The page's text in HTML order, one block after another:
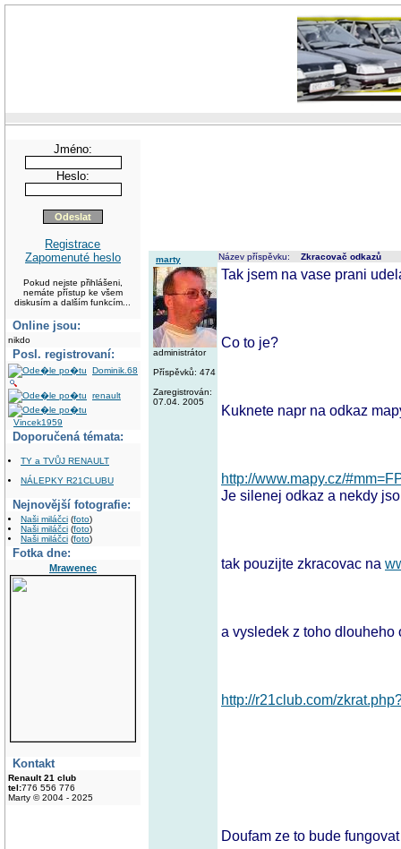
Jméno:
Heslo:
Registrace
Zapomenuté heslo
Pokud nejste přihlášeni,
nemáte přístup ke všem
diskusím a dalším funkcím...
Online jsou:
nikdo
Posl. registrovaní:
Dominik.68
renault
Vincek1959
Doporučená témata:
TY a TVŮJ RENAULT
NÁLEPKY R21CLUBU
Nejnovější fotografie:
Naši miláčci (foto)
Naši miláčci (foto)
Naši miláčci (foto)
Fotka dne:
Mrawenec
Kontakt
Renault 21 club
tel:776 556 776
Marty © 2004 - 2025
marty
administrátor
Příspěvků: 474
Zaregistrován:
07.04. 2005
Název příspěvku: Zkracovač odkazů
Tak jsem na vase prani
Co to je?
Kuknete napr na odkaz
http://www.mapy.cz/
Je silenej odkaz a nekdy
tak pouzijte zkracovac na
a vysledek z toho
http://r21club.com/
Doufam ze to bude